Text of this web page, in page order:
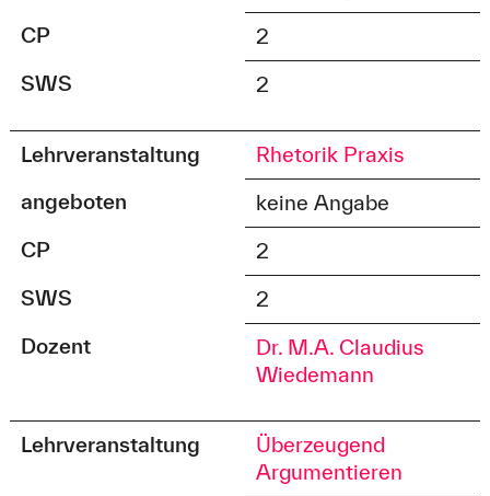
CP
2
SWS
2
Lehrveranstaltung
Rhetorik Praxis
angeboten
keine Angabe
CP
2
SWS
2
Dozent
Dr. M.A. Claudius
Wiedemann
Lehrveranstaltung
Überzeugend
Argumentieren